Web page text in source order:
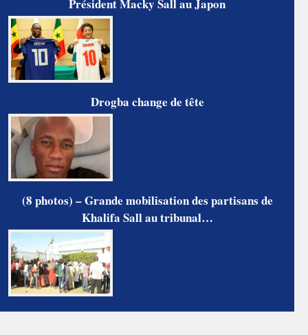
Président Macky Sall au Japon
Drogba change de tête
(8 photos) – Grande mobilisation des partisans de
Khalifa Sall au tribunal…